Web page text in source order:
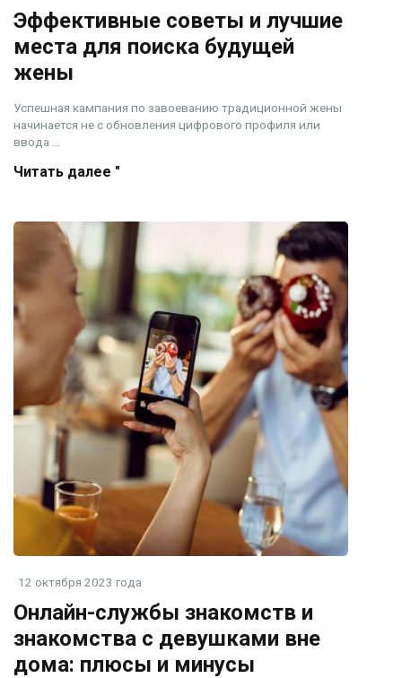
Эффективные советы и лучшие
места для поиска будущей
жены
Успешная кампания по завоеванию традиционной жены
начинается не с обновления цифрового профиля или
ввода ...
Читать далее "
12 октября 2023 года
Онлайн-службы знакомств и
знакомства с девушками вне
дома: плюсы и минусы